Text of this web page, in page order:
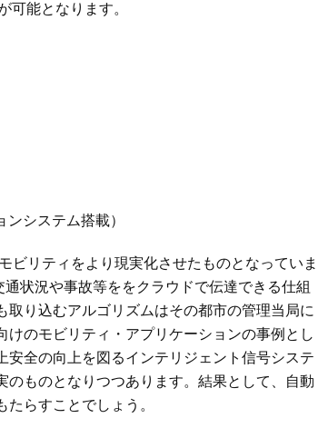
可能となります。
ンシステム搭載）
ビリティをより現実化させたものとなっていま
状況や事故等ををクラウドで伝達できる仕組
り込むアルゴリズムはその都市の管理当局に
のモビリティ・アプリケーションの事例とし
全の向上を図るインテリジェント信号システ
のものとなりつつあります。結果として、自動
らすことでしょう。